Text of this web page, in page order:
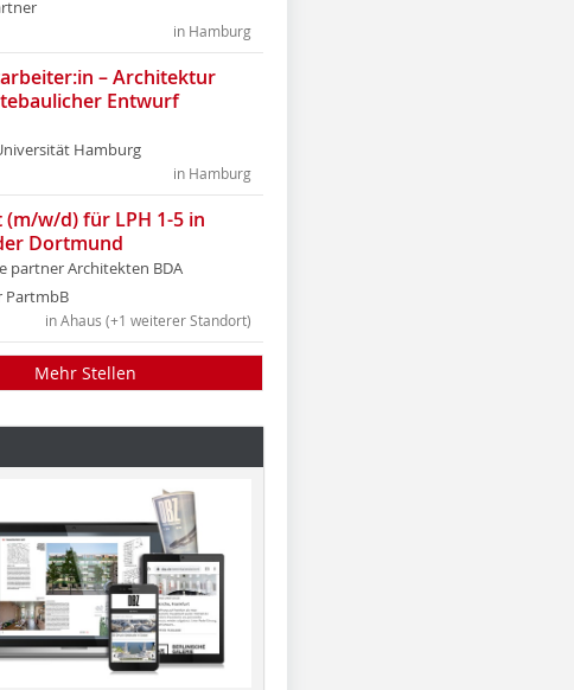
in Hamburg
– Architektur
Entwurf
Hamburg
in Hamburg
w/d) für LPH 1-5 in
Dortmund
partner Architekten BDA
PartmbB
in Ahaus (+1 weiterer Standort)
Mehr Stellen